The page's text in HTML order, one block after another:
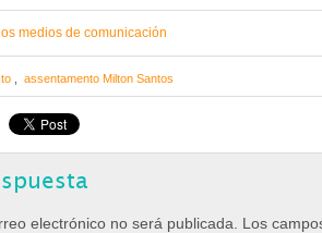
medios de comunicación
assentamento Milton Santos
electrónico no será publicada.
Los